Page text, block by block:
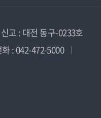
고 : 대전 동구-0233호
: 042-472-5000